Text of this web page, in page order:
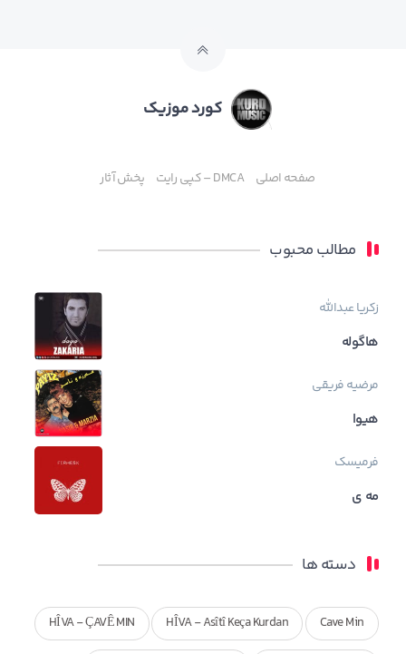
کورد موزیک
صفحه اصلی DMCA – کپی رایت پخش آثار
مطالب محبوب
زکریا عبدالله
هاگوله
مرضیه فریقی
هیوا
فرمیسک
مه ی
دسته ها
Cave Min
HÎVA - Asîtî Keça Kurdan
HÎVA - ÇAVÊ MIN